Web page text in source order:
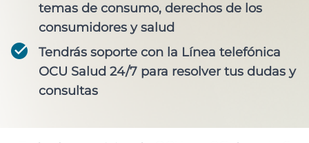
temas de consumo, derechos de los
consumidores y salud
Tendrás soporte con la Línea telefónica
OCU Salud 24/7 para resolver tus dudas y
consultas